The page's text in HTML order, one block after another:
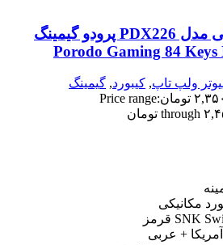
کیبورد گیمینگ مکانیکی مدل PDX226 پرودو گیمینگ
Porodo Gaming 84
ولپ تاپ, کیبورد, گیمینگ
تومانPrice range:
مکانیکی